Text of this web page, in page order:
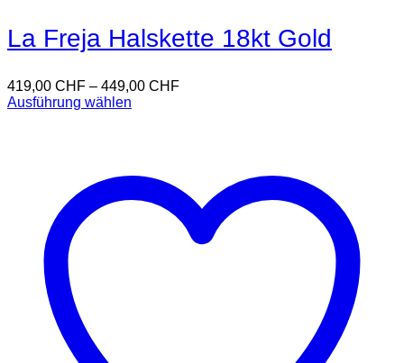
La Freja Halskette 18kt Gold
419,00 CHF – 449,00 CHF
Ausführung wählen